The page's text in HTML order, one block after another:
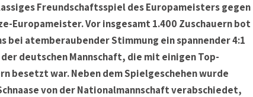
Freundschaftsspiel des Europameisters gegen
Europameister. Vor insgesamt 1.400 Zuschauern bot
bei atemberaubender Stimmung ein spannender 4:1
deutschen Mannschaft, die mit einigen Top-
besetzt war. Neben dem Spielgeschehen wurde
von der Nationalmannschaft verabschiedet,